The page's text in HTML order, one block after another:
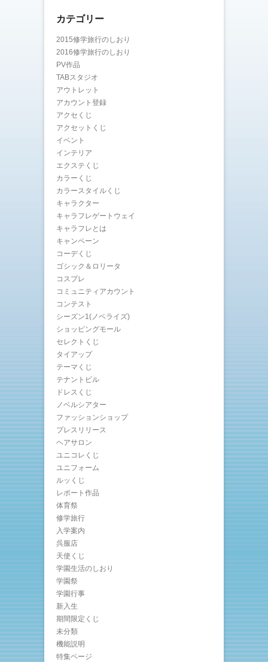
カテゴリー
2015修学旅行のしおり
2016修学旅行のしおり
PV作品
TABスタジオ
アウトレット
アカウント登録
アクセくじ
アクセットくじ
イベント
インテリア
エクステくじ
カラーくじ
カラースタイルくじ
キャラクター
キャラフレゲートウェイ
キャラフレとは
キャンペーン
コーデくじ
ゴシック＆ロリータ
コスプレ
コミュニティアカウント
コンテスト
シーズン1(ノベライズ)
ショッピングモール
セレクトくじ
タイアップ
テーマくじ
テナントビル
ドレスくじ
ノベルシアター
ファッションショップ
プレスリリース
ヘアサロン
ユニコレくじ
ユニフォーム
ルッくじ
レポート作品
体育祭
修学旅行
入学案内
呉服店
天使くじ
学園生活のしおり
学園祭
学園行事
新入生
期間限定くじ
未分類
機能説明
特集ページ